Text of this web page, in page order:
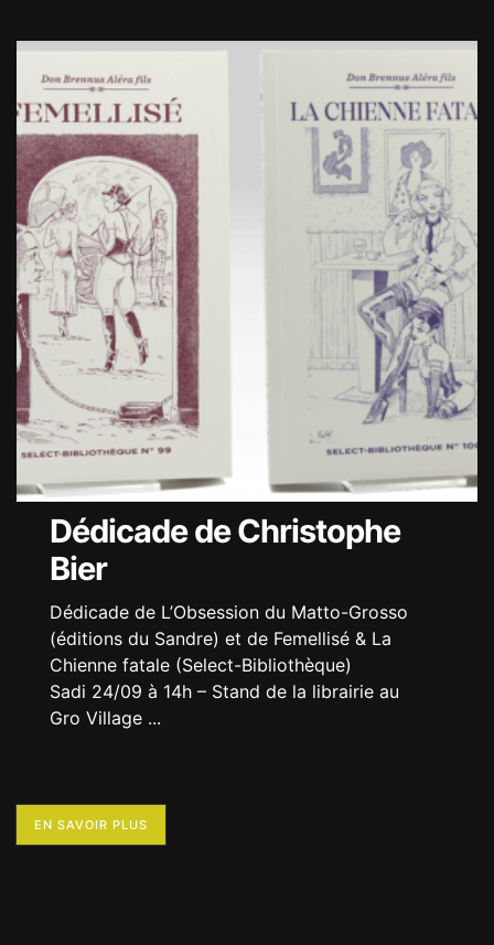
Dédicade de Christophe
Bier
Dédicade de L’Obsession du Matto-Grosso
(éditions du Sandre) et de Femellisé & La
Chienne fatale (Select-Bibliothèque)
Sadi 24/09 à 14h – Stand de la librairie au
Gro Village ...
EN SAVOIR PLUS